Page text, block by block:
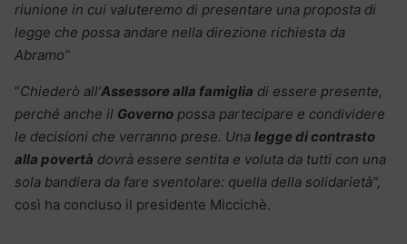
riunione in cui valuteremo di presentare una proposta di
legge che possa andare nella direzione richiesta da
Abramo”
“Chiederò all’Assessore alla famiglia di essere presente,
perché anche il Governo possa partecipare e condividere
le decisioni che verranno prese. Una legge di contrasto
alla povertà dovrà essere sentita e voluta da tutti con una
sola bandiera da fare sventolare: quella della solidarietà”,
così ha concluso il presidente Miccichè.